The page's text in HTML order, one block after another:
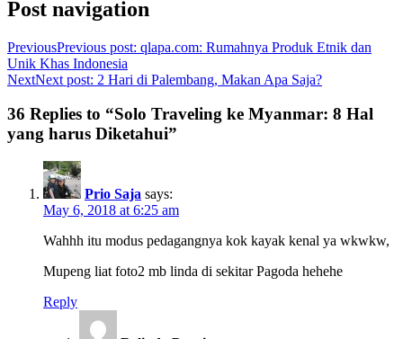
Post navigation
PreviousPrevious post: qlapa.com: Rumahnya Produk Etnik dan
Unik Khas Indonesia
NextNext post: 2 Hari di Palembang, Makan Apa Saja?
36 Replies to “Solo Traveling ke Myanmar: 8 Hal
yang harus Diketahui”
Prio Saja says:
May 6, 2018 at 6:25 am
Wahhh itu modus pedagangnya kok kayak kenal ya wkwkw,
Mupeng liat foto2 mb linda di sekitar Pagoda hehehe
Reply